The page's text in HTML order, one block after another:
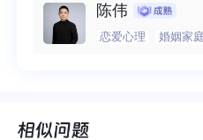
清晰，也慢慢找回了内
虽然不知道还要有多久
这里，让我真切的感受
也慢慢找回了内在的力
知道还要有多久的路要
让我真切的感受到了🙏❤️
陈伟
恋爱心理 婚姻家庭